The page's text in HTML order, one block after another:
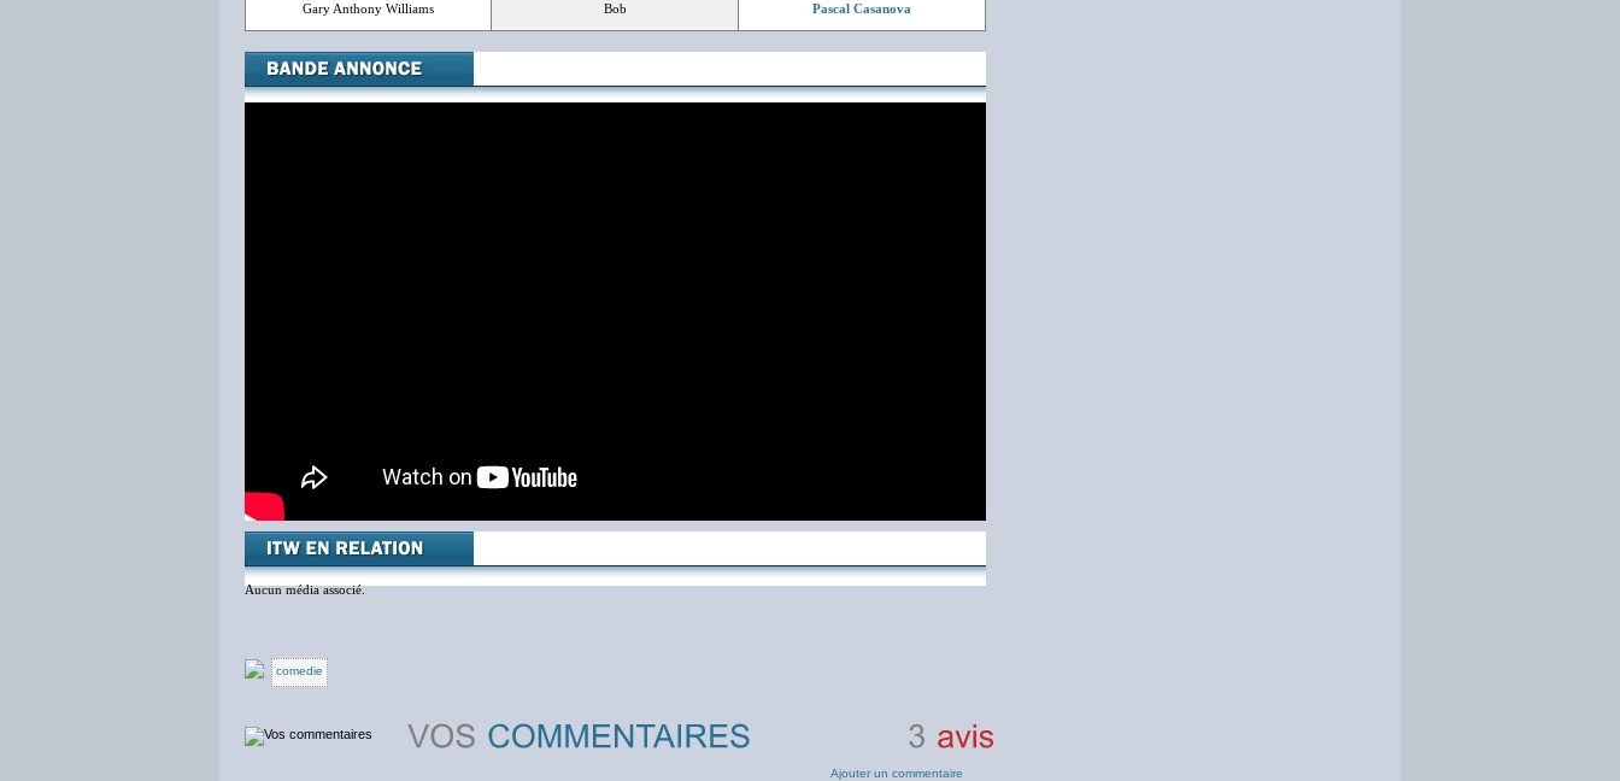
Gary Anthony Williams Bob Pascal Casanova
Aucun média associé.
comedie
Ajouter un commentaire